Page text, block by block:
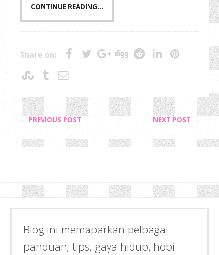
CONTINUE READING...
Share on:
← PREVIOUS POST NEXT POST →
Blog ini memaparkan pelbagai
panduan, tips, gaya hidup, hobi